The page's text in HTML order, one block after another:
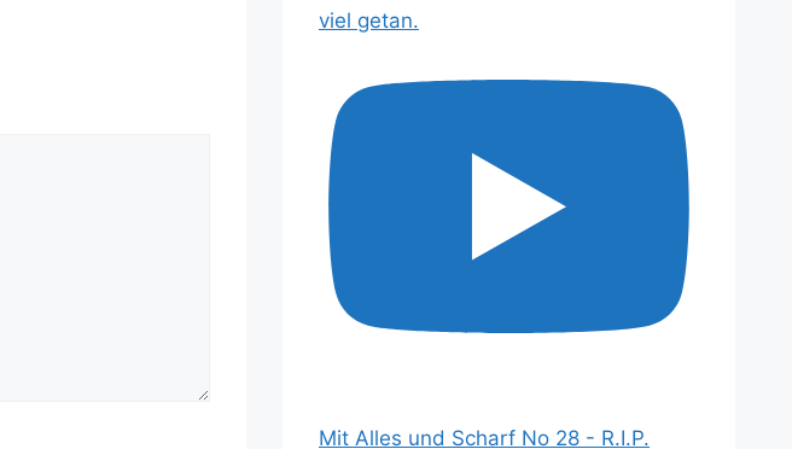
viel getan.
Mit Alles und Scharf No 28 - R.I.P.